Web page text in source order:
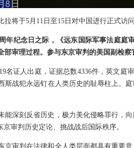
将于5月11日至15日对中国进行正式访问
年纪念日之际，《远东国际军事法庭庭
部审理过程。参与东京审判的美国副检
名证人出庭，证据总数4336件，英文庭
斯战犯永远钉在人类历史的耻辱柱上。
能深刻反省历史，极力美化侵略罪行，
审判历史定论、挑战战后国际秩序。
京审判在法律和全人类层面都具有重要